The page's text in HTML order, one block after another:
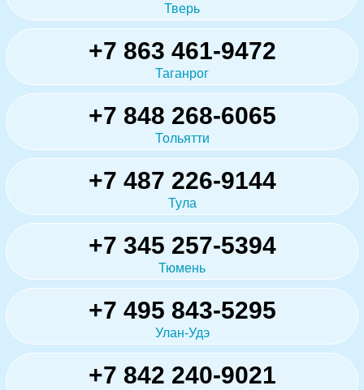
Тверь
+7 863 461-9472
Таганрог
+7 848 268-6065
Тольятти
+7 487 226-9144
Тула
+7 345 257-5394
Тюмень
+7 495 843-5295
Улан-Удэ
+7 842 240-9021